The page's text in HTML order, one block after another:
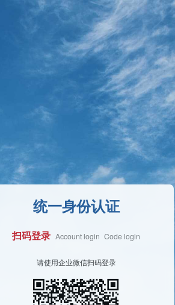
统一身份认证
扫码登录 Account login Code login
Send verification code
Face Login
The camera will be turned on soon. Please pay
attention to your privacy
请使用企业微信扫码登录